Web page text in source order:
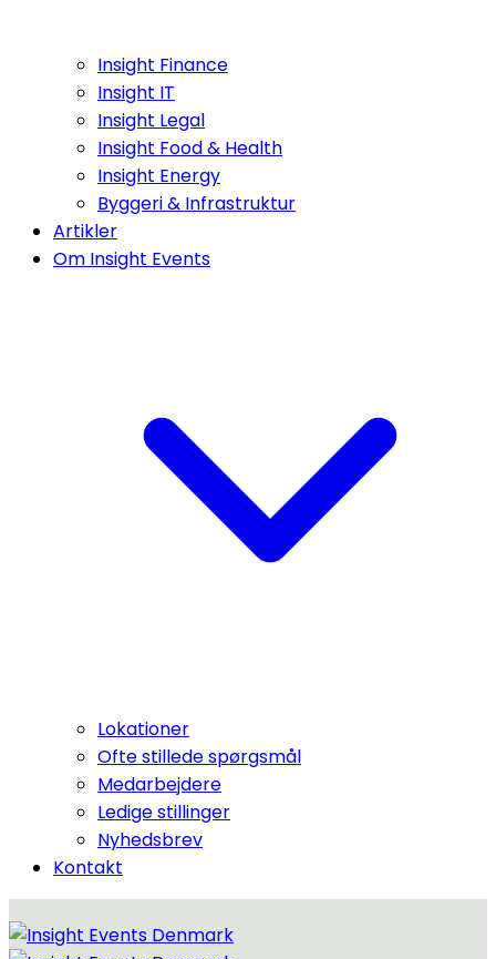
Insight Finance
Insight IT
Insight Legal
Insight Food & Health
Insight Energy
Byggeri & Infrastruktur
Artikler
Om Insight Events
Lokationer
Ofte stillede spørgsmål
Medarbejdere
Ledige stillinger
Nyhedsbrev
Kontakt